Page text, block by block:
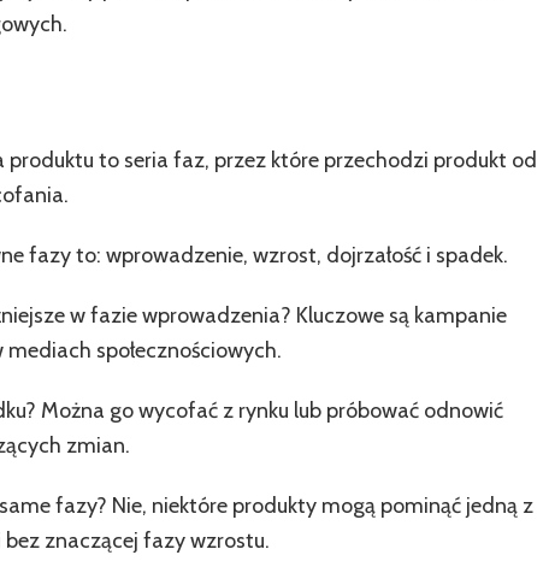
produktu to seria faz, przez które przechodzi produkt od
fazy to: wprowadzenie, wzrost, dojrzałość i spadek.
w fazie wprowadzenia? Kluczowe są kampanie
społecznościowych.
Można go wycofać z rynku lub próbować odnowić
zmian.
fazy? Nie, niektóre produkty mogą pominąć jedną z
znaczącej fazy wzrostu.